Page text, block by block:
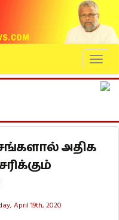
அதிக
April 19th, 2020